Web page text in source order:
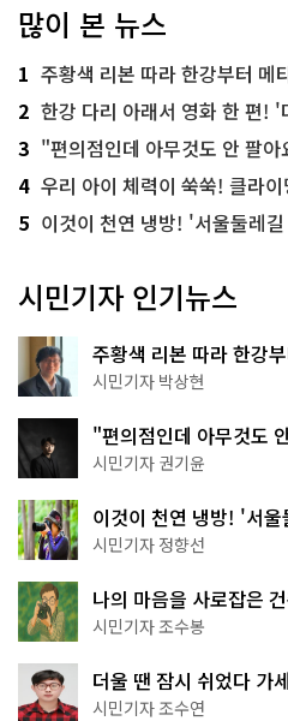
많이 본 뉴스
1 주황색 리본 따라 한강부터 메타세쿼
2 한강 다리 아래서 영화 한 편!
3 "편의점인데 아무것도 안 팔아요" 서
4 우리 아이 체력이 쑥쑥! 클라
5 이것이 천연 냉방! '서울둘레
시민기자 인기뉴스
주황색 리본 따라 한강
서울둘레길 15코스
시민기자 박상현
"편의점인데 아무것도
한 편의점의 정체
시민기자 권기윤
이것이 천연 냉방! '서
나볼까
시민기자 정향선
나의 마음을 사로잡은
상작 공개!
시민기자 조수봉
더울 땐 잠시 쉬었다 가
·무더위쉼터까지
시민기자 조수연